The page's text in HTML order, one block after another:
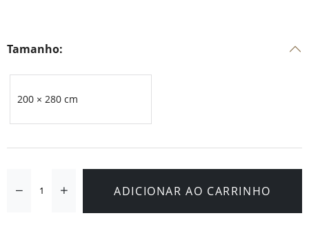
Tamanho:
200 × 280 cm
ADICIONAR AO CARRINHO